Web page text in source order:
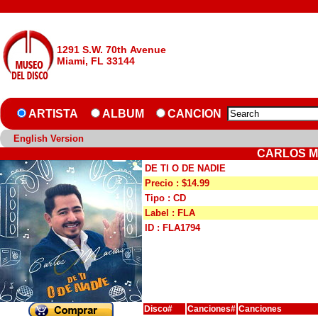
1291 S.W. 70th Avenue
Miami, FL 33144
ARTISTA ALBUM CANCION
English Version
CARLOS
DE TI O DE NADIE
Precio : $14.99
Tipo : CD
Label : FLA
ID : FLA1794
Disco# Canciones# Canciones